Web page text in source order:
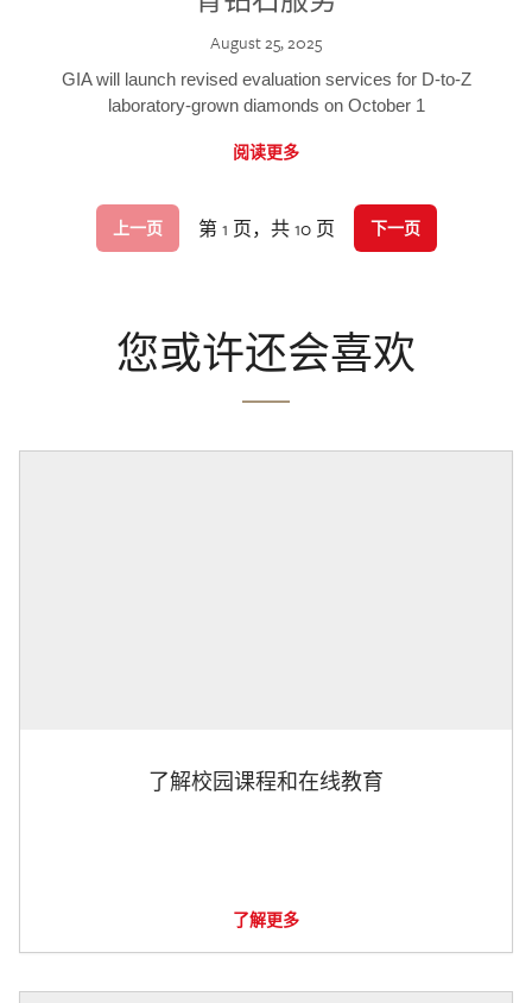
August 25, 2025
GIA will launch revised evaluation services for D-to-Z
laboratory-grown diamonds on October 1
阅读更多
上一页 第 1 页，共 10 页 下一页
您或许还会喜欢
了解校园课程和在线教育
了解更多